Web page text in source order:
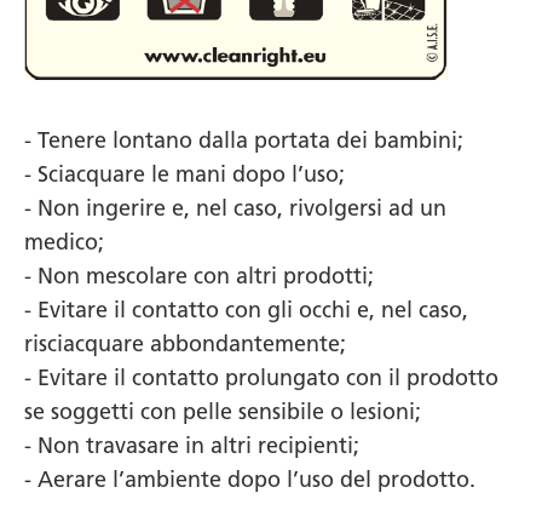
- Tenere lontano dalla portata dei bambini;
- Sciacquare le mani dopo l’uso;
- Non ingerire e, nel caso, rivolgersi ad un
medico;
- Non mescolare con altri prodotti;
- Evitare il contatto con gli occhi e, nel caso,
risciacquare abbondantemente;
- Evitare il contatto prolungato con il prodotto
se soggetti con pelle sensibile o lesioni;
- Non travasare in altri recipienti;
- Aerare l’ambiente dopo l’uso del prodotto.